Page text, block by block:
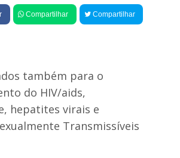
Compartilhar Compartilhar
também para o
do HIV/aids,
hepatites virais e
Transmissíveis